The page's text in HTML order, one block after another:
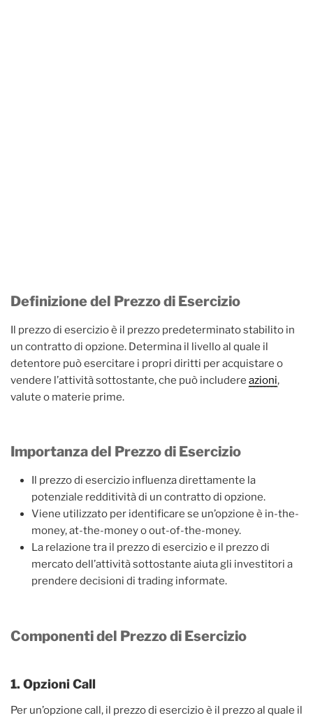
Definizione del Prezzo di Esercizio
Il prezzo di esercizio è il prezzo predeterminato stabilito in
un contratto di opzione. Determina il livello al quale il
detentore può esercitare i propri diritti per acquistare o
vendere l’attività sottostante, che può includere azioni,
valute o materie prime.
Importanza del Prezzo di Esercizio
Il prezzo di esercizio influenza direttamente la
potenziale redditività di un contratto di opzione.
Viene utilizzato per identificare se un’opzione è in-the-
money, at-the-money o out-of-the-money.
La relazione tra il prezzo di esercizio e il prezzo di
mercato dell’attività sottostante aiuta gli investitori a
prendere decisioni di trading informate.
Componenti del Prezzo di Esercizio
1. Opzioni Call
Per un’opzione call, il prezzo di esercizio è il prezzo al quale il